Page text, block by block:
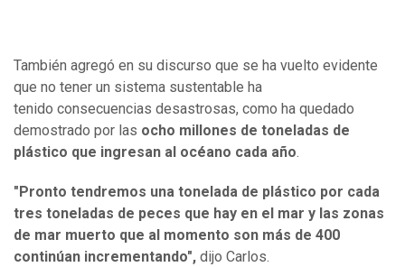
También agregó en su discurso que se ha vuelto evidente
que no tener un sistema sustentable ha
tenido consecuencias desastrosas, como ha quedado
demostrado por las ocho millones de toneladas de
plástico que ingresan al océano cada año.
"Pronto tendremos una tonelada de plástico por cada
tres toneladas de peces que hay en el mar y las zonas
de mar muerto que al momento son más de 400
continúan incrementando", dijo Carlos.